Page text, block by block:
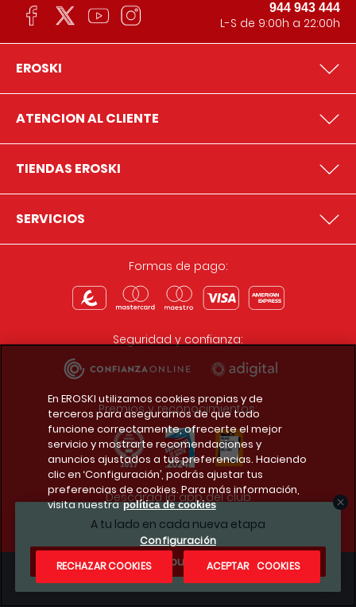
A tu lado en cada nueva etapa
¿Te apuntas?
944 943 444
L-S de 9:00h a 22:00h
EROSKI
ATENCION AL CLIENTE
TIENDAS EROSKI
SERVICIOS
Formas de pago:
Seguridad y confianza:
Premios y reconocimientos:
Descarga la app del club
Condiciones legales
En EROSKI utilizamos cookies propias y de
terceros para asegurarnos de que todo
funcione correctamente, ofrecerte el mejor
servicio y mostrarte recomendaciones y
anuncios ajustados a tus preferencias. Haciendo
clic en ‘Configuración’, podrás ajustar tus
preferencias de cookies. Para más información,
visita nuestra política de cookies
Configuración
RECHAZAR COOKIES
ACEPTAR COOKIES